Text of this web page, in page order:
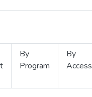
By
Program
By
Access